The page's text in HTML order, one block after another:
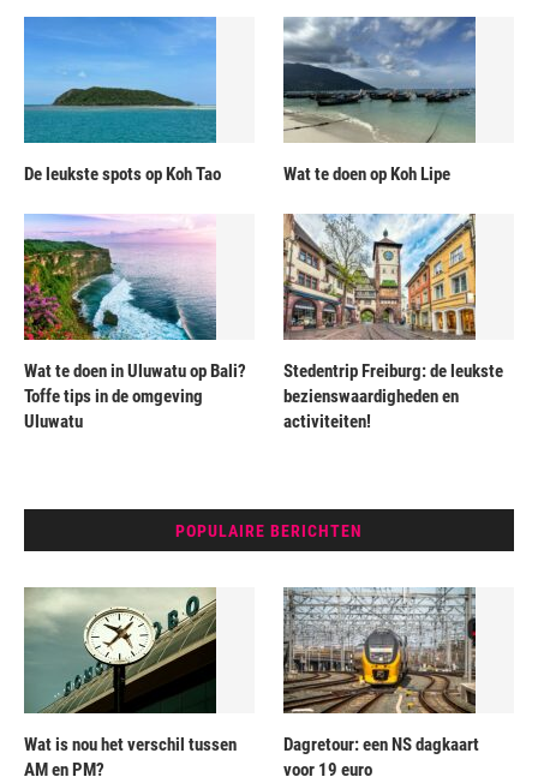
De leukste spots op Koh Tao Wat te doen op Koh Lipe
Wat te doen in Uluwatu op Bali?
Toffe tips in de omgeving
Uluwatu
Stedentrip Freiburg: de leukste
bezienswaardigheden en
activiteiten!
POPULAIRE BERICHTEN
Wat is nou het verschil tussen
AM en PM?
Dagretour: een NS dagkaart
voor 19 euro